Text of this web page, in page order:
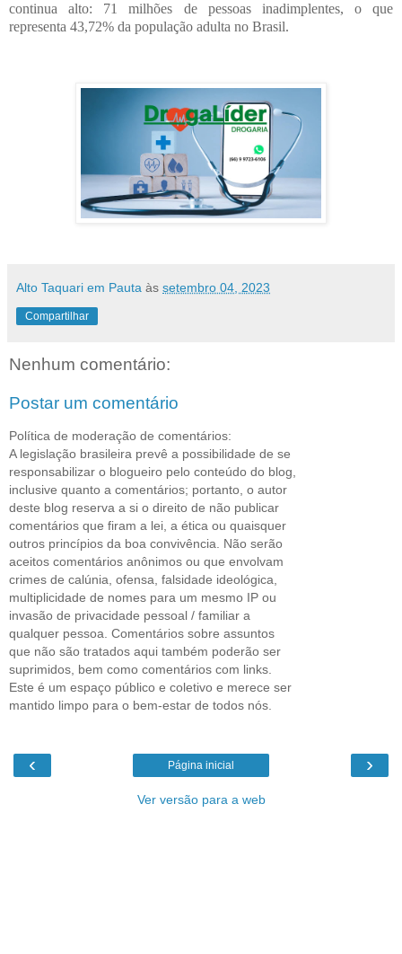
continua alto: 71 milhões de pessoas inadimplentes, o que
representa 43,72% da população adulta no Brasil.
Alto Taquari em Pauta às setembro 04, 2023
Compartilhar
Nenhum comentário:
Postar um comentário
Política de moderação de comentários:
A legislação brasileira prevê a possibilidade de se
responsabilizar o blogueiro pelo conteúdo do blog,
inclusive quanto a comentários; portanto, o autor
deste blog reserva a si o direito de não publicar
comentários que firam a lei, a ética ou quaisquer
outros princípios da boa convivência. Não serão
aceitos comentários anônimos ou que envolvam
crimes de calúnia, ofensa, falsidade ideológica,
multiplicidade de nomes para um mesmo IP ou
invasão de privacidade pessoal / familiar a
qualquer pessoa. Comentários sobre assuntos
que não são tratados aqui também poderão ser
suprimidos, bem como comentários com links.
Este é um espaço público e coletivo e merece ser
mantido limpo para o bem-estar de todos nós.
‹ ›
Página inicial
Ver versão para a web